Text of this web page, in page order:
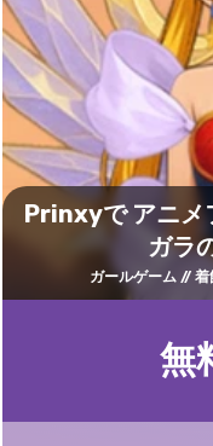
Prinxyで アニメ
ガラ
ガールゲーム 着
無